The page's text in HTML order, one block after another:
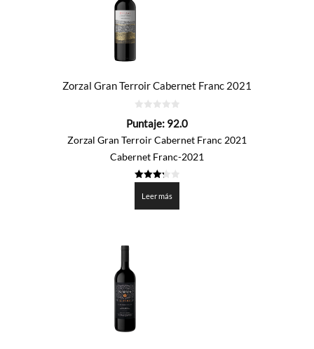
Zorzal Gran Terroir Cabernet Franc 2021
de
Puntaje: 92.0
Zorzal Gran Terroir Cabernet Franc 2021
Cabernet Franc-2021
de 5
Leer más